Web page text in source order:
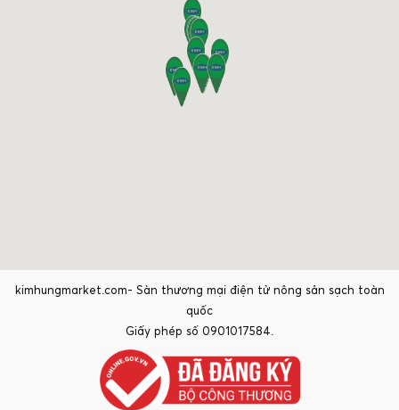
kimhungmarket.com- Sàn thương mại điện tử nông sản sạch toàn
quốc
Giấy phép số 0901017584.